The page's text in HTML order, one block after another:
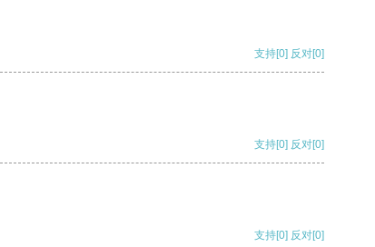
支持[0] 反对[0]
支持[0] 反对[0]
支持[0] 反对[0]